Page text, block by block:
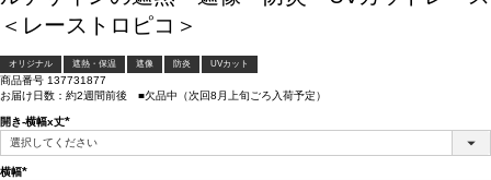
＜レーストロピコ＞
オリジナル 遮熱・保温 遮像 防炎 UVカット
商品番号 137731877
お届け日数：約2週間前後 ■欠品中（次回8月上旬ごろ入荷予定）
開き-横幅x丈
(必
須)
横幅